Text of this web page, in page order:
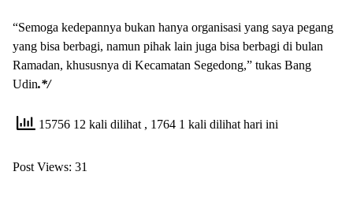
“Semoga kedepannya bukan hanya organisasi yang saya pegang
yang bisa berbagi, namun pihak lain juga bisa berbagi di bulan
Ramadan, khususnya di Kecamatan Segedong,” tukas Bang
Udin.*/
15756 12 kali dilihat , 1764 1 kali dilihat hari ini
Post Views: 31